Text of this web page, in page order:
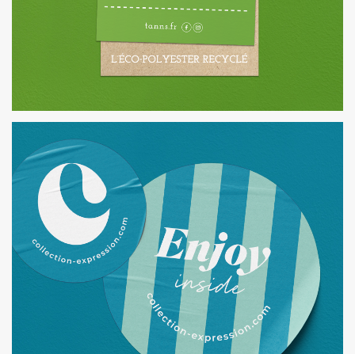
REFONTE DE L'IDENTITÉ